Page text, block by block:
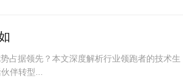
占据领先？本文深度解析行业领跑者的技术生
伴转型...